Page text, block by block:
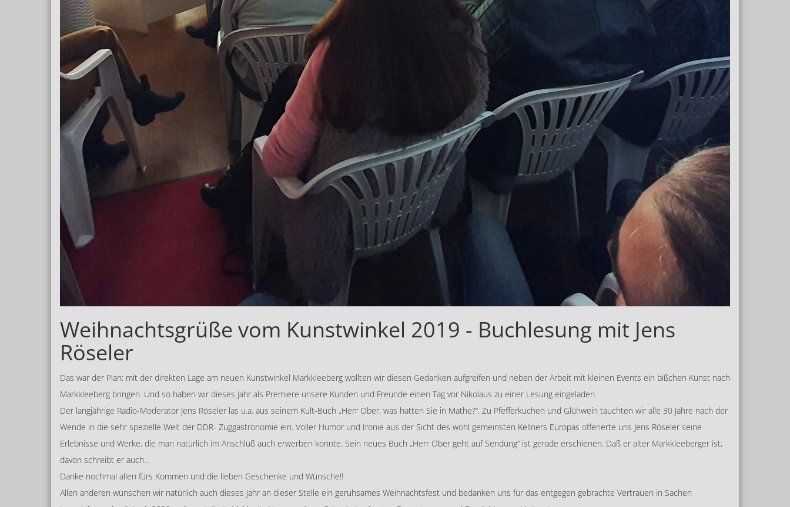
Weihnachtsgrüße vom Kunstwinkel 2019 - Buchlesung mit Jens
Röseler
Das war der Plan: mit der direkten Lage am neuen Kunstwinkel Markkleeberg wollten wir diesen Gedanken aufgreifen und neben der Arbeit mit kleinen Events ein bißchen Kunst nach
Markkleeberg bringen. Und so haben wir dieses Jahr als Premiere unsere Kunden und Freunde einen Tag vor Nikolaus zu einer Lesung eingeladen.
Der langjährige Radio-Moderator Jens Röseler las u.a. aus seinem Kult-Buch „Herr Ober, was hatten Sie in Mathe?“. Zu Pfefferkuchen und Glühwein tauchten wir alle 30 Jahre nach der
Wende in die sehr spezielle Welt der DDR- Zuggastronomie ein. Voller Humor und Ironie aus der Sicht des wohl gemeinsten Kellners Europas offerierte uns Jens Röseler seine
Erlebnisse und Werke, die man natürlich im Anschluß auch erwerben konnte. Sein neues Buch „Herr Ober geht auf Sendung“ ist gerade erschienen. Daß er alter Markkleeberger ist,
davon schreibt er auch…
Danke nochmal allen fürs Kommen und die lieben Geschenke und Wünsche!!
Allen anderen wünschen wir natürlich auch dieses Jahr an dieser Stelle ein geruhsames Weihnachtsfest und bedanken uns für das entgegen gebrachte Vertrauen in Sachen